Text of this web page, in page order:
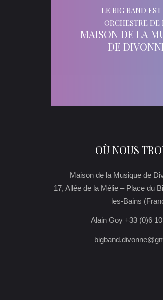
LE BIG BAND
ORCHESTRE DE
MAISON DE LA
DE
OÙ NOUS
Maison de la Musique de
17, Allée de la Mélie – Place du
les-Bains
Alain Goy +33 (0)6